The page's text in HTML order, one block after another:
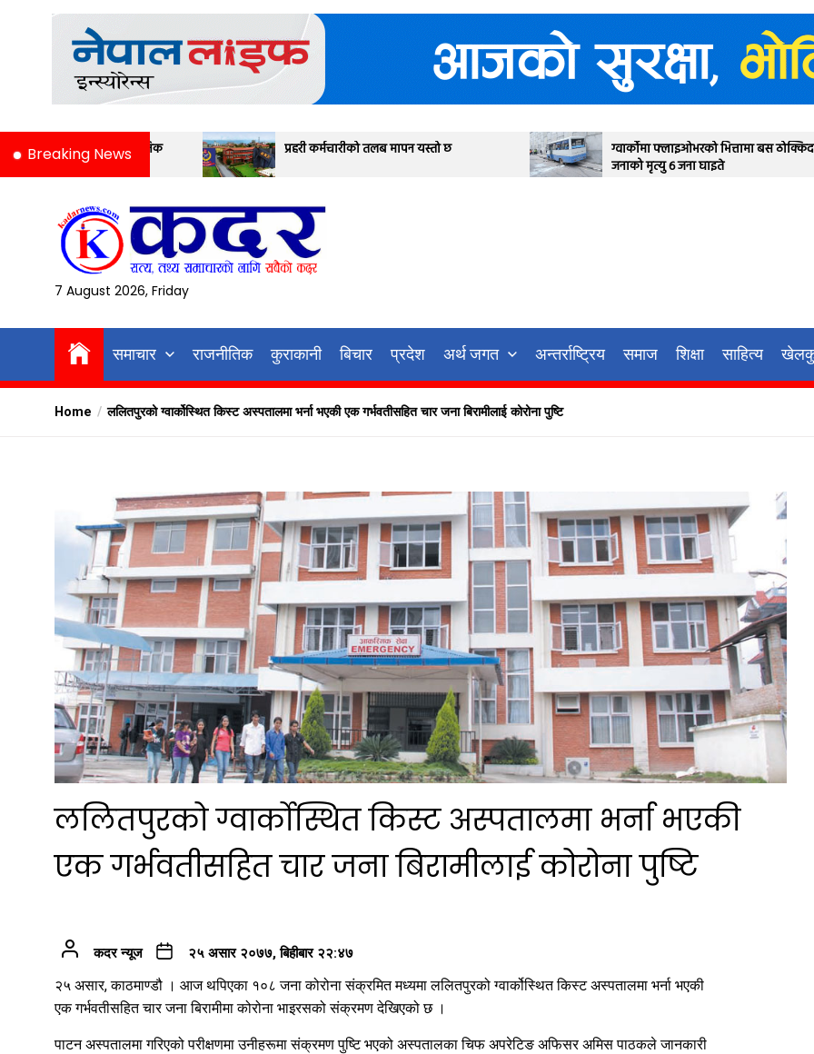
Breaking News प्रहरी कर्मचारीको तलब मापन यस्तो छ
ग्वार्कोमा फ्लाइओभरको भित्तामा बस ठोक्किदा एक
जनाको मृत्यु ६ जना घाइते
7 August 2026, Friday
समाचार राजनीतिक कुराकानी बिचार प्रदेश अर्थ जगत अन्तर्राष्ट्रिय समाज शिक्षा साहित्य
Home ललितपुरको ग्वार्कोस्थित किस्ट अस्पतालमा भर्ना भएकी एक गर्भवतीसहित चार जना बिरामीलाई कोरोना पुष्टि
ललितपुरको ग्वार्कोस्थित किस्ट अस्पतालमा भर्ना भएकी
एक गर्भवतीसहित चार जना बिरामीलाई कोरोना पुष्टि
कदर न्यूज २५ असार २०७७, बिहीबार २२:४७
२५ असार, काठमाण्डौ । आज थपिएका १०८ जना कोरोना संक्रमित मध्यमा ललितपुरको ग्वार्कोस्थित किस्ट अस्पतालमा भर्ना भएकी
एक गर्भवतीसहित चार जना बिरामीमा कोरोना भाइरसको संक्रमण देखिएको छ ।
पाटन अस्पतालमा गरिएको परीक्षणमा उनीहरूमा संक्रमण पुष्टि भएको अस्पतालका चिफ अपरेटिङ अफिसर अमिस पाठकले जानकारी